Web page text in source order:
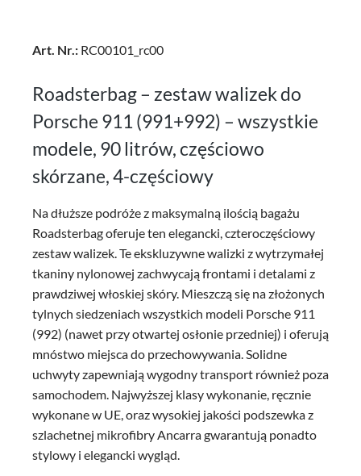
Art. Nr.: RC00101_rc00
Roadsterbag – zestaw walizek do
Porsche 911 (991+992) – wszystkie
modele, 90 litrów, częściowo
skórzane, 4-częściowy
Na dłuższe podróże z maksymalną ilością bagażu
Roadsterbag oferuje ten elegancki, czteroczęściowy
zestaw walizek. Te ekskluzywne walizki z wytrzymałej
tkaniny nylonowej zachwycają frontami i detalami z
prawdziwej włoskiej skóry. Mieszczą się na złożonych
tylnych siedzeniach wszystkich modeli Porsche 911
(992) (nawet przy otwartej osłonie przedniej) i oferują
mnóstwo miejsca do przechowywania. Solidne
uchwyty zapewniają wygodny transport również poza
samochodem. Najwyższej klasy wykonanie, ręcznie
wykonane w UE, oraz wysokiej jakości podszewka z
szlachetnej mikrofibry Ancarra gwarantują ponadto
stylowy i elegancki wygląd.